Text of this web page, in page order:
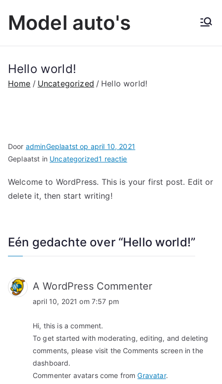
naar
inhoud
Model auto's
Hello world!
Home Uncategorized Hello world!
Door adminGeplaatst op april 10, 2021
Geplaatst in Uncategorized1 reactieop
world!
Welcome to WordPress. This is your first post. Edit or
delete it, then start writing!
Eén gedachte over “Hello world!”
A WordPress Commenter
april 10, 2021 om 7:57 pm
Hi, this is a comment.
To get started with moderating, editing, and deleting
comments, please visit the Comments screen in the
dashboard.
Commenter avatars come fromGravatar.